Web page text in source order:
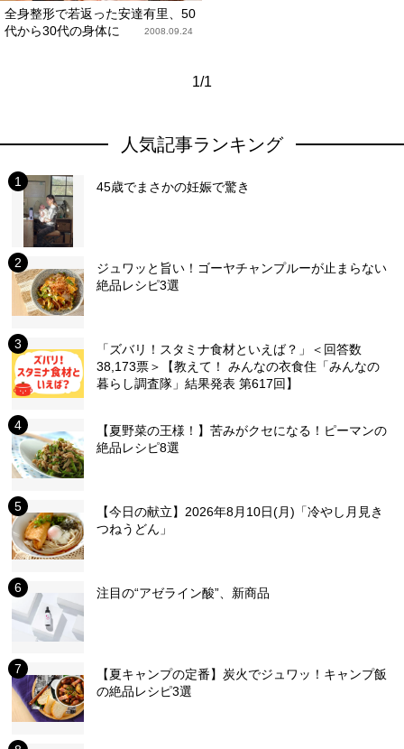
全身整形で若返った安達有里、50
代から30代の身体に
2008.09.24
1/1
人気記事ランキング
45歳でまさかの妊娠で驚き
ジュワッと旨い！ゴーヤチャンプルーが止まらない
絶品レシピ3選
「ズバリ！スタミナ食材といえば？」＜回答数
38,173票＞【教えて！ みんなの衣食住「みんなの
暮らし調査隊」結果発表 第617回】
【夏野菜の王様！】苦みがクセになる！ピーマンの
絶品レシピ8選
【今日の献立】2026年8月10日(月)「冷やし月見き
つねうどん」
注目の“アゼライン酸”、新商品
【夏キャンプの定番】炭火でジュワッ！キャンプ飯
の絶品レシピ3選